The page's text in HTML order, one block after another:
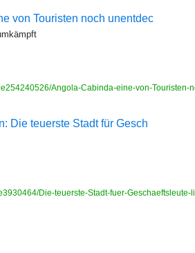
von Touristen noch unentdec
Angola-Cabinda-eine-von-Touristen-
Die teuerste Stadt für Gesch
Die-teuerste-Stadt-fuer-